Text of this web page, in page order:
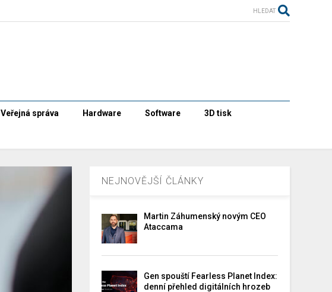
HLEDAT
Veřejná správa Hardware Software 3D tisk
NEJNOVĚJŠÍ ČLÁNKY
Martin Záhumenský novým CEO
Ataccama
Gen spouští Fearless Planet Index:
denní přehled digitálních hrozeb